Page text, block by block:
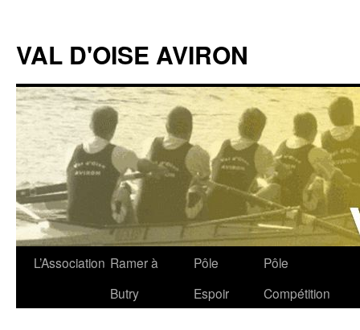
VAL D'OISE AVIRON
Aller
L’Association Ramer à
Butry
Pôle
Espoir
Pôle
Compétition